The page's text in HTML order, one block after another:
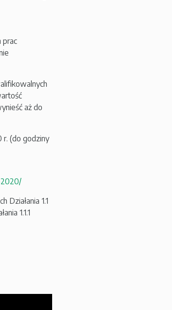
prac
aż do
r. (do godziny
2020/
Działania 1.1
1.1.1